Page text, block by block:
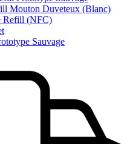
Mouton Duve­teux (Blanc)
Refill (NFC)
Sauvage